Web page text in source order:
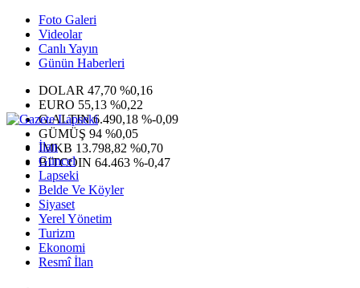
Foto Galeri
Videolar
Canlı Yayın
Günün Haberleri
DOLAR 47,70 %0,16
EURO 55,13 %0,22
G.ALTIN6.490,18 %-0,09
GÜMÜŞ 94 %0,05
IMKB 13.798,82 %0,70
BITCOIN 64.463 %-0,47
İlan
Güncel
Lapseki
Belde Ve Köyler
Siyaset
Yerel Yönetim
Turizm
Ekonomi
Resmî İlan